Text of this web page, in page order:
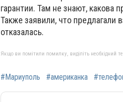
гарантии. Там не знают, какова
Также заявили, что предлагали
отказалась.
Якщо ви помітили помилку, виділіть необхідний
#Мариуполь #американка